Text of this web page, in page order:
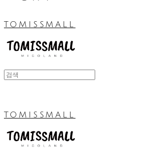
TOMISSMALL
TOMISSMALL